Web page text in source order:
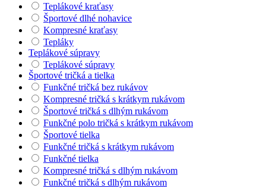
Teplákové kraťasy
Športové dlhé nohavice
Kompresné kraťasy
Tepláky
Teplákové súpravy
Teplákové súpravy
Športové tričká a tielka
Funkčné tričká bez rukávov
Kompresné tričká s krátkym rukávom
Športové tričká s dlhým rukávom
Funkčné polo tričká s krátkym rukávom
Športové tielka
Funkčné tričká s krátkym rukávom
Funkčné tielka
Kompresné tričká s dlhým rukávom
Funkčné tričká s dlhým rukávom